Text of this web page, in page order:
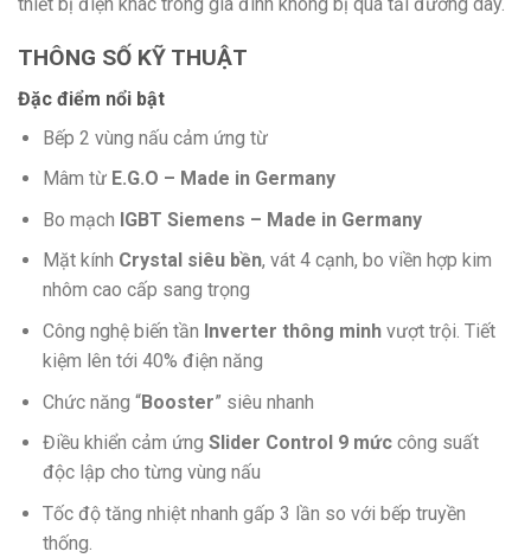
THÔNG SỐ KỸ THUẬT
Đặc điểm nổi bật
Bếp 2 vùng nấu cảm ứng từ
Mâm từ E.G.O – Made in Germany
Bo mạch IGBT Siemens – Made in Germany
Mặt kính Crystal siêu bền, vát 4 cạnh, bo viền hợp kim
nhôm cao cấp sang trọng
Công nghệ biến tần Inverter thông minhvượt trội. Tiết
kiệm lên tới 40% điện năng
Chức năng “Booster” siêu nhanh
Điều khiển cảm ứng Slider Control 9 mứccông suất
độc lập cho từng vùng nấu
Tốc độ tăng nhiệt nhanh gấp 3 lần so với bếp truyền
thống.